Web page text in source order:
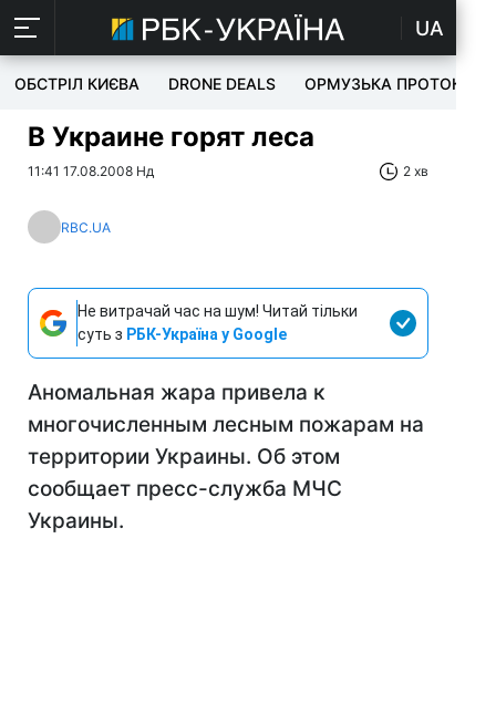
UA
ОБСТРІЛ КИЄВА DRONE DEALS ОРМУЗЬКА ПРОТОКА
В Украине горят леса
11:41 17.08.2008 Нд 2 хв
RBC.UA
Не витрачай час на шум! Читай тільки
суть з РБК-Україна у Google
Аномальная жара привела к
многочисленным лесным пожарам на
территории Украины. Об этом
сообщает пресс-служба МЧС
Украины.